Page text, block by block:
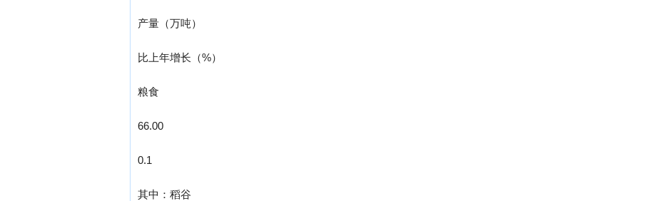
产量（万吨）
比上年增长（%）
粮食
66.00
0.1
其中：稻谷